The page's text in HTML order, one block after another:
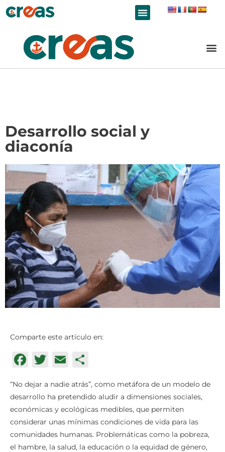
Desarrollo social y
diaconía
Comparte este artículo en:
Facebook
Twitter
Email
“No dejar a nadie atrás”, como metáfora de un modelo de
desarrollo ha pretendido aludir a dimensiones sociales,
económicas y ecológicas medibles, que permiten
considerar unas mínimas condiciones de vida para las
comunidades humanas. Problemáticas como la pobreza,
el hambre, la salud, la educación o la equidad de género,